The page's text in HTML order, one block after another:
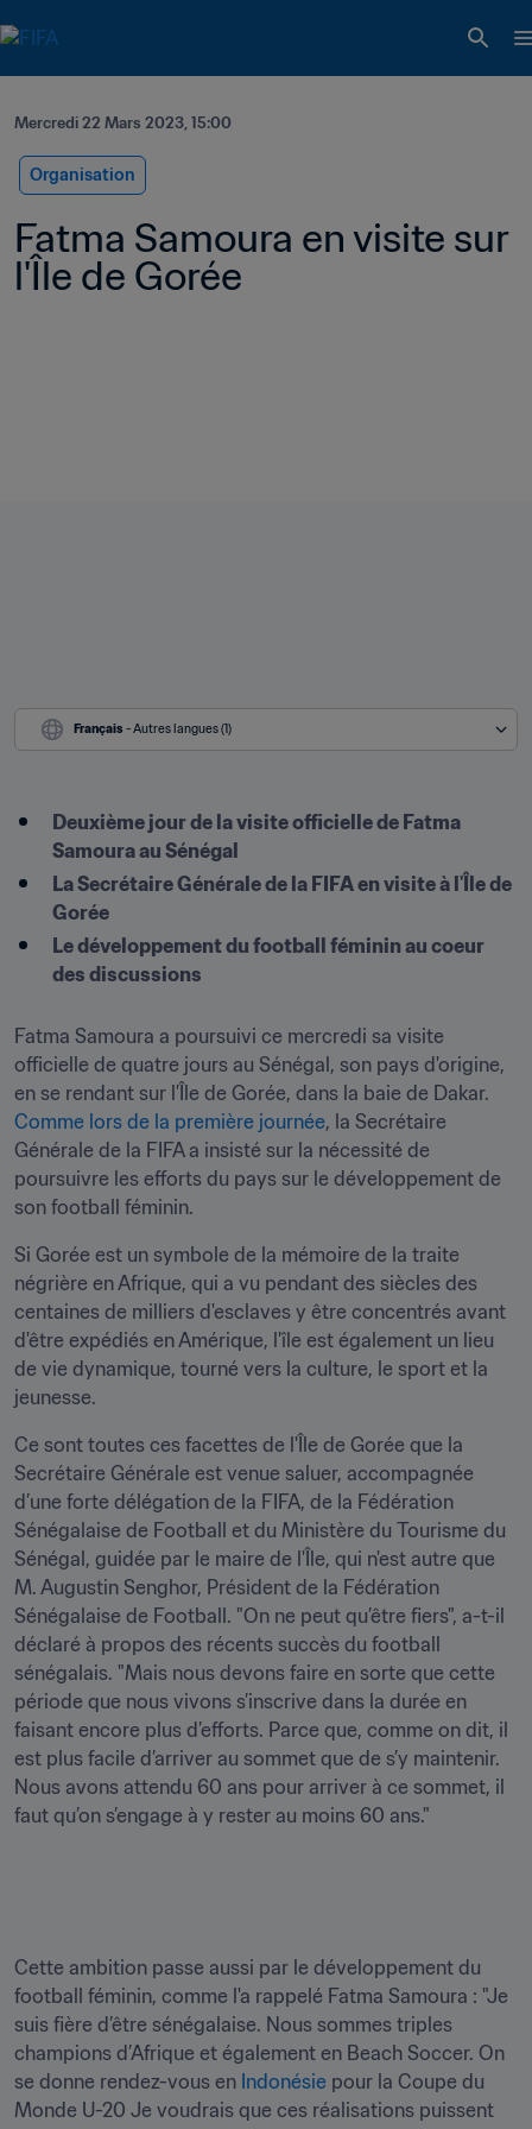
Mercredi 22 Mars 2023, 15:00
Organisation
Fatma Samoura en visite sur
l'Île de Gorée
Français - Autres langues (1)
Deuxième jour de la visite officielle de Fatma
Samoura au Sénégal
La Secrétaire Générale de la FIFA en visite à l'Île de
Gorée
Le développement du football féminin au coeur
des discussions
Fatma Samoura a poursuivi ce mercredi sa visite
officielle de quatre jours au Sénégal, son pays d'origine,
Comme lors de la première journée, la Secrétaire
Générale de la FIFA a insisté sur la nécessité de
poursuivre les efforts du pays sur le développement de
son football féminin.
Si Gorée est un symbole de la mémoire de la traite
négrière en Afrique, qui a vu pendant des siècles des
centaines de milliers d'esclaves y être concentrés avant
d'être expédiés en Amérique, l'île est également un lieu
de vie dynamique, tourné vers la culture, le sport et la
jeunesse.
Ce sont toutes ces facettes de l'Île de Gorée que la
Secrétaire Générale est venue saluer, accompagnée
d’une forte délégation de la FIFA, de la Fédération
Sénégalaise de Football et du Ministère du Tourisme du
Sénégal, guidée par le maire de l'Île, qui n'est autre que
M. Augustin Senghor, Président de la Fédération
Sénégalaise de Football. "On ne peut qu’être fiers", a-t-il
déclaré à propos des récents succès du football
sénégalais. "Mais nous devons faire en sorte que cette
période que nous vivons s’inscrive dans la durée en
faisant encore plus d’efforts. Parce que, comme on dit, il
est plus facile d’arriver au sommet que de s’y maintenir.
Nous avons attendu 60 ans pour arriver à ce sommet, il
faut qu’on s’engage à y rester au moins 60 ans."
Cette ambition passe aussi par le développement du
football féminin, comme l'a rappelé Fatma Samoura : "Je
suis fière d’être sénégalaise. Nous sommes triples
champions d’Afrique et également en Beach Soccer. On
se donne rendez-vous en Indonésie pour la Coupe du
Monde U-20 Je voudrais que ces réalisations puissent